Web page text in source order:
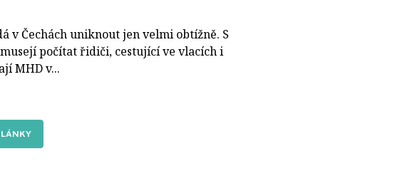
v Čechách uniknout jen velmi obtížně. S
počítat řidiči, cestující ve vlacích i
MHD v...